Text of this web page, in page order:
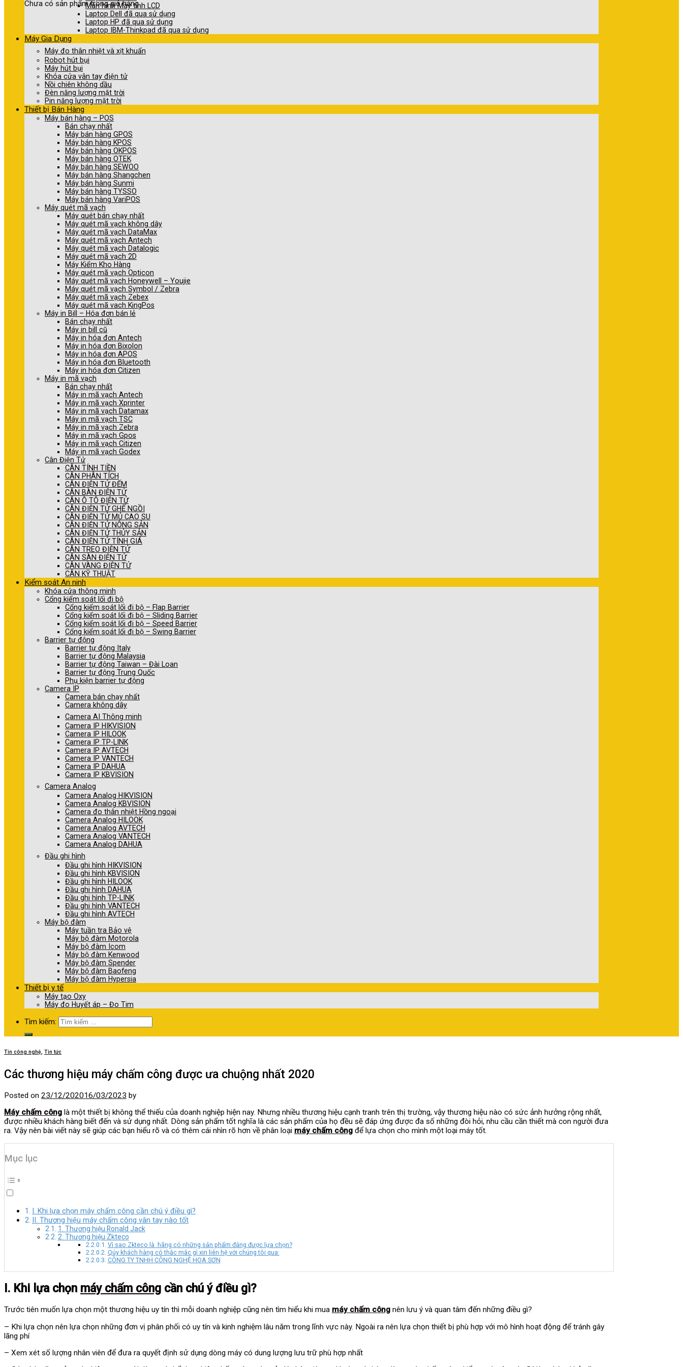
Chưa có sản phẩm trong giỏ hàng.
Màn hình Máy tính LCD
Laptop Dell đã qua sử dụng
Laptop HP đã qua sử dụng
Laptop IBM-Thinkpad đã qua sử dụng
Máy Gia Dụng
Máy đo thân nhiệt và xịt khuẩn
Robot hút bụi
Máy hút bụi
Khóa cửa vân tay điện tử
Nồi chiên không dầu
Đèn năng lượng mặt trời
Pin năng lượng mặt trời
Thiết bị Bán Hàng
Máy bán hàng – POS
Bán chạy nhất
Máy bán hàng GPOS
Máy bán hàng KPOS
Máy bán hàng OKPOS
Máy bán hàng OTEK
Máy bán hàng SEWOO
Máy bán hàng Shangchen
Máy bán hàng Sunmi
Máy bán hàng TYSSO
Máy bán hàng VariPOS
Máy quét mã vạch
Máy quét bán chạy nhất
Máy quét mã vạch không dây
Máy quét mã vạch DataMax
Máy quét mã vạch Antech
Máy quét mã vạch Datalogic
Máy quét mã vạch 2D
Máy Kiểm Kho Hàng
Máy quét mã vạch Opticon
Máy quét mã vạch Honeywell – Youjie
Máy quét mã vạch Symbol / Zebra
Máy quét mã vạch Zebex
Máy quét mã vach KingPos
Máy in Bill – Hóa đơn bán lẻ
Bán chạy nhất
Máy in bill cũ
Máy in hóa đơn Antech
Máy in hóa đơn Bixolon
Máy in hóa đơn APOS
Máy in hóa đơn Bluetooth
Máy in hóa đơn Citizen
Máy in mã vạch
Bán chạy nhất
Máy in mã vạch Antech
Máy in mã vạch Xprinter
Máy in mã vạch Datamax
Máy in mã vạch TSC
Máy in mã vạch Zebra
Máy in mã vạch Gpos
Máy in mã vạch Citizen
Máy in mã vạch Godex
Cân Điện Tử
CÂN TÍNH TIỀN
CÂN PHÂN TÍCH
CÂN ĐIỆN TỬ ĐẾM
CÂN BÀN ĐIỆN TỬ
CÂN Ô TÔ ĐIỆN TỬ
CÂN ĐIỆN TỬ GHẾ NGỒI
CÂN ĐIỆN TỬ MỦ CAO SU
CÂN ĐIỆN TỬ NÔNG SẢN
CÂN ĐIỆN TỬ THỦY SẢN
CÂN ĐIỆN TỬ TÍNH GIÁ
CÂN TREO ĐIỆN TỬ
CÂN SÀN ĐIỆN TỬ
CÂN VÀNG ĐIỆN TỬ
CÂN KỸ THUẬT
Kiểm soát An ninh
Khóa cửa thông minh
Cổng kiểm soát lối đi bộ
Cổng kiểm soát lối đi bộ – Flap Barrier
Cổng kiểm soát lối đi bộ – Sliding Barrier
Cổng kiểm soát lối đi bộ – Speed Barrier
Cổng kiểm soát lối đi bộ – Swing Barrier
Barrier tự động
Barrier tự động Italy
Barrier tự động Malaysia
Barrier tự động Taiwan – Đài Loan
Barrier tự động Trung Quốc
Phụ kiện barrier tự động
Camera IP
Camera bán chạy nhất
Camera không dây
Camera AI Thông minh
Camera IP HIKVISION
Camera IP HILOOK
Camera IP TP-LINK
Camera IP AVTECH
Camera IP VANTECH
Camera IP DAHUA
Camera IP KBVISION
Camera Analog
Camera Analog HIKVISION
Camera Analog KBVISION
Camera đo thân nhiệt Hồng ngoại
Camera Analog HILOOK
Camera Analog AVTECH
Camera Analog VANTECH
Camera Analog DAHUA
Đầu ghi hình
Đầu ghi hình HIKVISION
Đầu ghi hình KBVISION
Đầu ghi hình HILOOK
Đầu ghi hình DAHUA
Đầu ghi hình TP-LINK
Đầu ghi hình VANTECH
Đầu ghi hình AVTECH
Máy bộ đàm
Máy tuần tra Bảo vệ
Máy bộ đàm Motorola
Máy bộ đàm Icom
Máy bộ đàm Kenwood
Máy bộ đàm Spender
Máy bộ đàm Baofeng
Máy bộ đàm Hypersia
Thiết bị y tế
Máy tạo Oxy
Máy đo Huyết áp – Đo Tim
Tìm kiếm:
Tin công nghệ, Tin tức
Các thương hiệu máy chấm công được ưa chuộng nhất 2020
Posted on 23/12/202016/03/2023 by
Máy chấm công là một thiết bị không thể thiếu của doanh nghiệp hiện nay. Nhưng nhiều thương hiệu cạnh tranh trên thị trường, vậy thương hiệu nào có sức ảnh hưởng rộng nhất,
được nhiều khách hàng biết đến và sử dụng nhất. Dòng sản phẩm tốt nghĩa là các sản phẩm của họ đều sẽ đáp ứng được đa số những đòi hỏi, nhu cầu cần thiết mà con người đưa
ra. Vậy nên bài viết này sẽ giúp các bạn hiểu rõ và có thêm cái nhìn rõ hơn về phân loại máy chấm công để lựa chọn cho mình một loại máy tốt.
Mục lục
I. Khi lựa chọn máy chấm công cần chú ý điều gì?
II. Thương hiệu máy chấm công vân tay nào tốt
1. Thương hiệu Ronald Jack
2. Thương hiệu Zkteco
Vì sao Zkteco là hãng có những sản phẩm đáng được lựa chọn?
Qúy khách hàng có thắc mắc gì xin liên hệ với chúng tôi qua:
CÔNG TY TNHH CÔNG NGHỆ HOA SƠN
I. Khi lựa chọn máy chấm công cần chú ý điều gì?
Trước tiên muốn lựa chọn một thương hiệu uy tín thì mỗi doanh nghiệp cũng nên tìm hiểu khi mua máy chấm công nên lưu ý và quan tâm đến những điều gì?
– Khi lựa chọn nên lựa chọn những đơn vị phân phối có uy tín và kinh nghiệm lâu năm trong lĩnh vực này. Ngoài ra nên lựa chọn thiết bị phù hợp với mô hình hoạt động để tránh gây
lãng phí
– Xem xét số lượng nhân viên để đưa ra quyết định sử dụng dòng máy có dung lượng lưu trữ phù hợp nhất